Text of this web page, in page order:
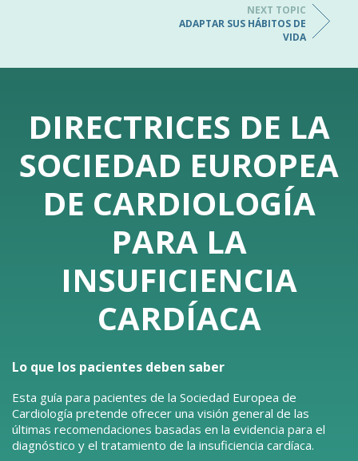
NEXT TOPIC
ADAPTAR SUS HÁBITOS DE
VIDA
DIRECTRICES DE LA
SOCIEDAD EUROPEA
DE CARDIOLOGÍA
PARA LA
INSUFICIENCIA
CARDÍACA
Lo que los pacientes deben saber
Esta guía para pacientes de la Sociedad Europea de
Cardiología pretende ofrecer una visión general de las
últimas recomendaciones basadas en la evidencia para el
diagnóstico y el tratamiento de la insuficiencia cardíaca.